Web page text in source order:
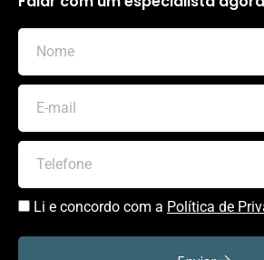
Li e concordo com a Política de